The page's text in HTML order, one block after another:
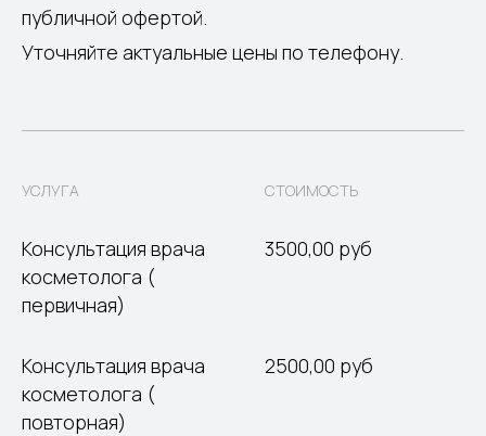
публичной офертой.
Уточняйте актуальные цены по телефону.
УСЛУГА СТОИМОСТЬ
Консультация врача
косметолога (
первичная)
3500,00 руб
Консультация врача
косметолога (
повторная)
2500,00 руб